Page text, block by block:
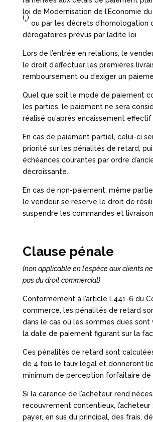
loi de Modernisation de l’Economie
(
*
)
ou par les décrets d’homologation
dérogatoires prévus par ladite loi.
Lors de l’entrée en relations, le
le droit d’effectuer les premières
remboursement ou d’exiger un
Quel que soit le mode de paiement
les parties, le paiement ne sera
réalisé qu’après encaissement effectif
En cas de paiement partiel, celui-ci
priorité sur les pénalités de retard,
échéances courantes par ordre
décroissante.
En cas de non-paiement, même
le vendeur se réserve le droit de
suspendre les commandes et
Clause pénale
(non applicable en l’espèce aux clients
pas du droit commercial)
Conformément à l’article L441-6 du
commerce, les pénalités de retard
dans le cas où les sommes dues sont
la date de paiement figurant sur la
Ces pénalités de retard sont
de 4 fois le taux légal et donneront
minimum de perception forfaitaire de
Si la carence de l’acheteur rend
recouvrement contentieux, l’acheteur
payer, en sus du principal, des frais,